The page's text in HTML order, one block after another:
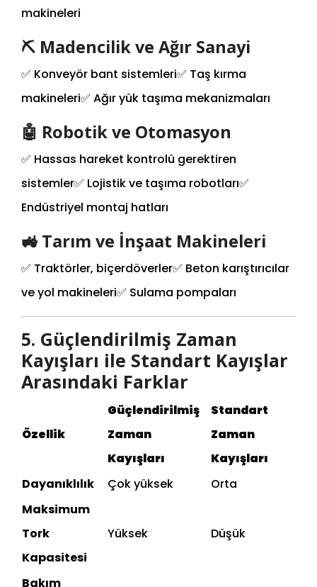
makineleri
⛏️ Madencilik ve Ağır Sanayi
✅ Konveyör bant sistemleri✅ Taş kırma
makineleri✅ Ağır yük taşıma mekanizmaları
🤖 Robotik ve Otomasyon
✅ Hassas hareket kontrolü gerektiren
sistemler✅ Lojistik ve taşıma robotları✅
Endüstriyel montaj hatları
🚜 Tarım ve İnşaat Makineleri
✅ Traktörler, biçerdöverler✅ Beton karıştırıcılar
ve yol makineleri✅ Sulama pompaları
5. Güçlendirilmiş Zaman
Kayışları ile Standart Kayışlar
Arasındaki Farklar
Özellik
Güçlendirilmiş
Zaman
Kayışları
Standart
Zaman
Kayışları
Dayanıklılık
Çok yüksek
Orta
Maksimum
Tork
Kapasitesi
Yüksek Düşük
Bakım